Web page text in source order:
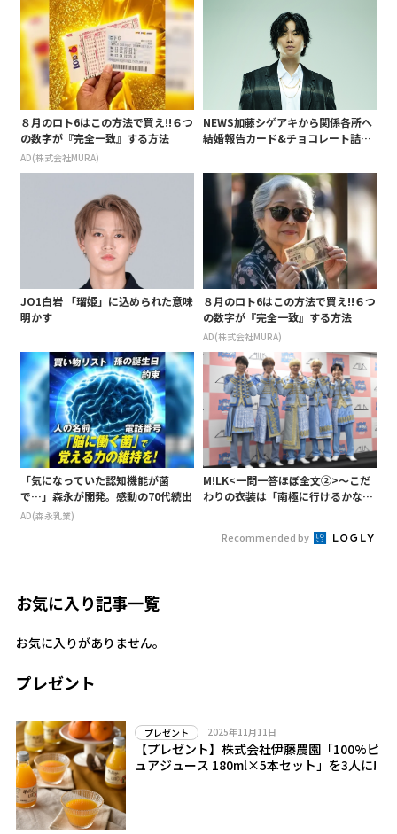
８月のロト6はこの方法で買え!!６つ
の数字が『完全一致』する方法
AD(株式会社MURA)
NEWS加藤シゲアキから関係各所へ
結婚報告カード&チョコレート詰め
も添えて
JO1白岩 「瑠姫」に込められた意味
明かす
８月のロト6はこの方法で買え!!６つ
の数字が『完全一致』する方法
AD(株式会社MURA)
「気になっていた認知機能が菌
で…」森永が開発。感動の70代続出
AD(森永乳業)
M!LK<一問一答ほぼ全文②>～こだ
わりの衣装は「南極に行けるかなと
Recommended by
お気に入り記事一覧
お気に入りがありません。
プレゼント
プレゼント 2025年11月11日
【プレゼント】株式会社伊藤農園「100%ピ
ュアジュース 180ml×5本セット」を3人に!